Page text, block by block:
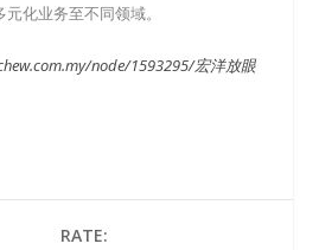
化业务至不同领域。
node/1593295/宏洋放眼
RATE: